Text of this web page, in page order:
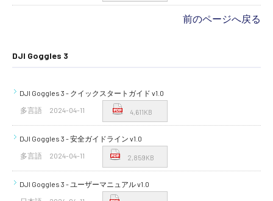
前のページへ戻る
DJI Goggles 3
DJI Goggles 3 - クイックスタートガイド v1.0
多言語
2024-04-11 4,611KB
DJI Goggles 3 - 安全ガイドライン v1.0
多言語
2024-04-11 2,859KB
DJI Goggles 3 - ユーザーマニュアル v1.0